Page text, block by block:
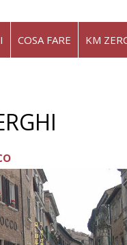
COSA FARE KM